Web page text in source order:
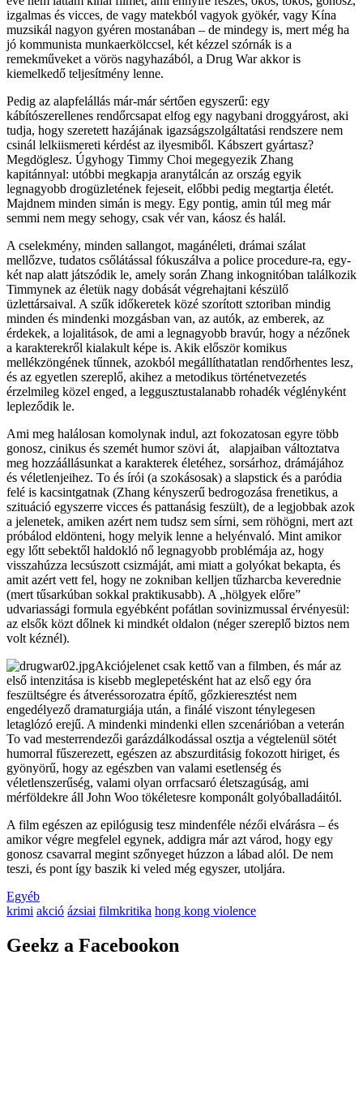
izgalmas és vicces, de vagy matekból vagyok gyökér, vagy Kína
muzsikál nagyon gyéren mostanában – de mindegy is, mert még ha
jó kommunista munkaerkölccsel, két kézzel szórnák is a
remekműveket a vörös nagyhazából, a Drug War akkor is
kiemelkedő teljesítmény lenne.
Pedig az alapfelállás már-már sértően egyszerű: egy
kábítószerellenes rendőrcsapat elfog egy nagybani droggyárost, aki
tudja, hogy szeretett hazájának igazságszolgáltatási rendszere nem
csinál lelkiismereti kérdést az ilyesmiből. Kábszert gyártasz?
Megdöglesz. Úgyhogy Timmy Choi megegyezik Zhang
kapitánnyal: utóbbi megkapja aranytálcán az ország egyik
legnagyobb drogüzletének fejeseit, előbbi pedig megtartja életét.
Majdnem minden simán is megy. Egy pontig, amin túl meg már
semmi nem megy sehogy, csak vér van, káosz és halál.
A cselekmény, minden sallangot, magánéleti, drámai szálat
mellőzve, tudatos csőlátással fókuszálva a police procedure-ra, egy-
két nap alatt játszódik le, amely során Zhang inkognitóban találkozik
Timmynek az életük nagy dobását végrehajtani készülő
üzlettársaival. A szűk időkeretek közé szorított sztoriban mindig
minden és mindenki mozgásban van, az autók, az emberek, az
érdekek, a lojalitások, de ami a legnagyobb bravúr, hogy a nézőnek
a karakterekről kialakult képe is. Akik először komikus
mellékzöngének tűnnek, azokból megállíthatatlan rendőrhentes lesz,
és az egyetlen szereplő, akihez a metodikus történetvezetés
érzelmileg közel enged, a leggusztustalanabb rohadék véglényként
lepleződik le.
Ami meg halálosan komolynak indul, azt fokozatosan egyre több
gonosz, cinikus és szemét humor szövi át, alapjaiban változtatva
meg hozzáállásunkat a karakterek életéhez, sorsárhoz, drámájához
és véletlenjeihez. To és írói (a szokásosak) a slapstick és a paródia
felé is kacsintgatnak (Zhang kényszerű bedrogozása frenetikus, a
szituáció egyszerre vicces és pattanásig feszült), de a legjobbak azok
a jelenetek, amiken azért nem tudsz sem sírni, sem röhögni, mert azt
próbálod eldönteni, hogy melyik lenne a helyénvaló. Mint amikor
egy lőtt sebektől haldokló nő legnagyobb problémája az, hogy
visszahúzza lecsúszott csizmáját, ami miatt a golyókat bekapta, és
amit azért vett fel, hogy ne zokniban kelljen tűzharcba keverednie
(mert tűsarkúban sokkal praktikusabb). A „hölgyek előre”
udvariassági formula egyébként pofátlan sovinizmussal érvényesül:
az elsők közt dőlnek ki mindkét oldalon (néger szereplő biztos nem
volt kéznél).
Akciójelenet csak kettő van a filmben, és már az
első intenzitása is kisebb meglepetésként hat az első egy óra
feszültségre és átveréssorozatra építő, gőzkieresztést nem
engedélyező dramaturgiája után, a finálé viszont ténylegesen
letaglózó erejű. A mindenki mindenki ellen szcenárióban a veterán
To vad mesterrendezői garázdálkodással osztja a végtelenül sötét
humorral fűszerezett, egészen az abszurditásig fokozott hiriget, és
gyönyörű, hogy az egészben van valami esetlenség és
véletlenszerűség, valami olyan orrfacsaró életszagúság, ami
mérföldekre áll John Woo tökéletesre komponált golyóballadáitól.
A film egészen az epilógusig tesz mindenféle nézői elvárásra – és
amikor végre megfelel egynek, addigra már azt várod, hogy egy
gonosz csavarral megint szőnyeget húzzon a lábad alól. De nem
teszi, és pont így baszik ki veled még egyszer, utoljára.
Egyéb
krimi akció ázsiai filmkritika hong kong violence
Geekz a Facebookon